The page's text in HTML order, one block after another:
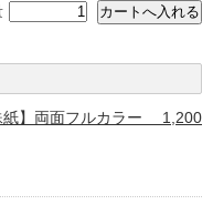
紙】両面フルカラー 1,200